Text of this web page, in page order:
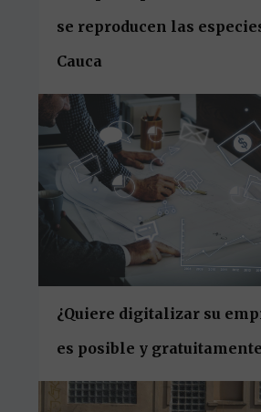
se reproducen las
Cauca
¿Quiere digitalizar su
es posible y gratuitamente